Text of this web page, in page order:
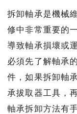
拆卸軸承是機械
修中非常重要的
導致軸承損壞或
必須先了解軸承
件，如果拆卸軸
承拔取器工具，
軸承拆卸方法有